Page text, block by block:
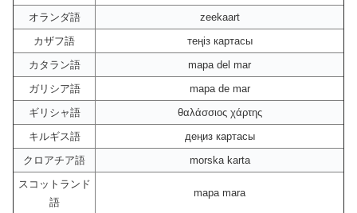
オランダ語
zeekaart
カザフ語
теңіз картасы
カタラン語
mapa del mar
ガリシア語
mapa de mar
ギリシャ語
θαλάσσιος χάρτης
キルギス語
деңиз картасы
クロアチア語
morska karta
スコットランド
語
mapa mara